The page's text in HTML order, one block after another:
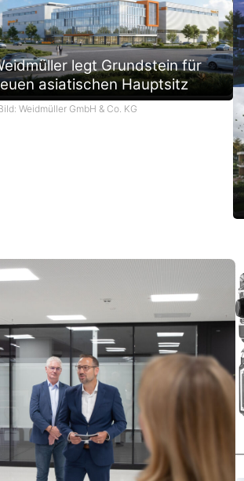
legt Grundstein für
asiatischen Hauptsitz
Weidmüller GmbH & Co. KG